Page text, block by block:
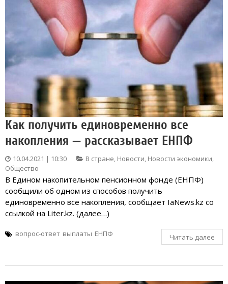
Как получить единовременно все
накопления — рассказывает ЕНПФ
10.04.2021 | 10:30 В стране, Новости, Новости экономики,
Общество
В Едином накопительном пенсионном фонде (ЕНПФ)
сообщили об одном из способов получить
единовременно все накопления, сообщает IaNews.kz со
ссылкой на Liter.kz. (далее…)
вопрос-ответ выплаты ЕНПФ Читать далее